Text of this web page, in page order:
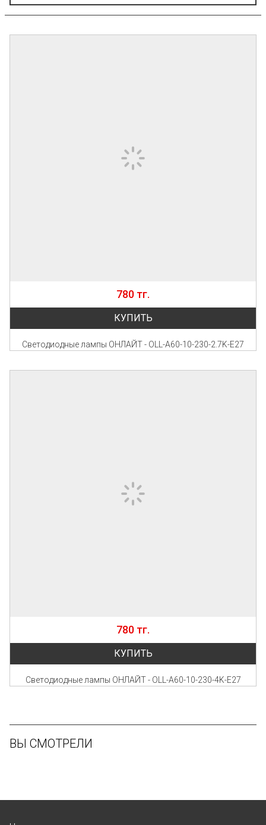
780 тг.
КУПИТЬ
Светодиодные лампы ОНЛАЙТ - OLL-A60-10-230-2.7K-E27
780 тг.
КУПИТЬ
Светодиодные лампы ОНЛАЙТ - OLL-A60-10-230-4K-E27
ВЫ СМОТРЕЛИ